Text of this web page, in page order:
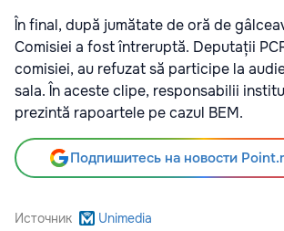
În final, după jumătate de oră de
Comisiei a fost întreruptă. Deputații
comisiei, au refuzat să participe la
sala. În aceste clipe, responsabilii
prezintă rapoartele pe cazul BEM.
Подпишитесь на новости
Источник Unimedia